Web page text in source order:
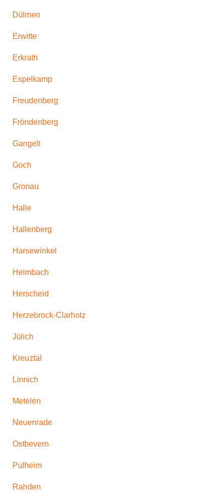
Dülmen
Erwitte
Erkrath
Espelkamp
Freudenberg
Fröndenberg
Gangelt
Goch
Gronau
Halle
Hallenberg
Harsewinkel
Heimbach
Herscheid
Herzebrock-Clarholz
Jülich
Kreuztal
Linnich
Metelen
Neuenrade
Ostbevern
Pulheim
Rahden